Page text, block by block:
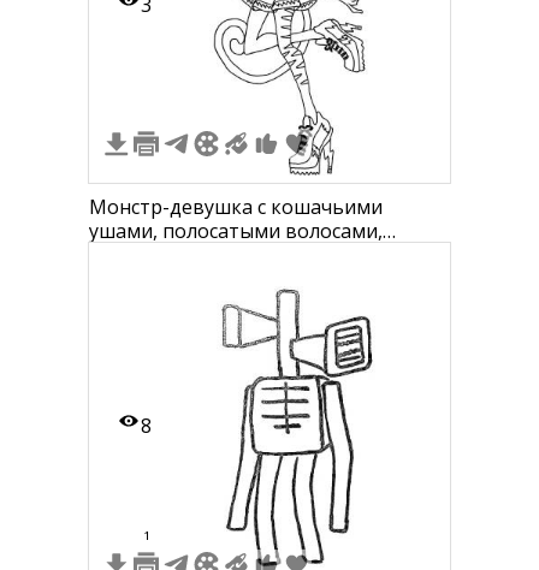
Монстр-девушка с кошачьими
ушами, полосатыми волосами,
8
1